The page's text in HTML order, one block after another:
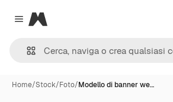
Close menu
Magnific
Home/Stock/Foto/Modello di banner we…